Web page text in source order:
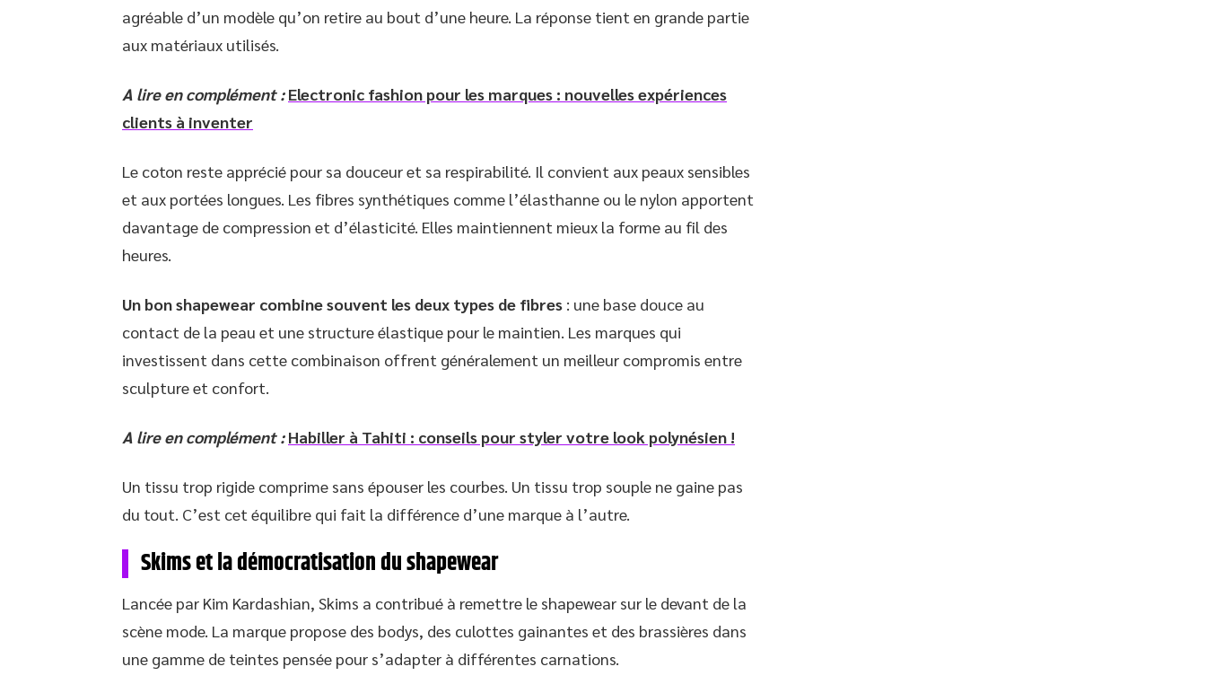
agréable d’un modèle qu’on retire au bout d’une heure. La réponse tient en grande partie
aux matériaux utilisés.
A lire en complément : Electronic fashion pour les marques : nouvelles expériences
clients à inventer
Le coton reste apprécié pour sa douceur et sa respirabilité. Il convient aux peaux sensibles
et aux portées longues. Les fibres synthétiques comme l’élasthanne ou le nylon apportent
davantage de compression et d’élasticité. Elles maintiennent mieux la forme au fil des
heures.
Un bon shapewear combine souvent les deux types de fibres : une base douce au
contact de la peau et une structure élastique pour le maintien. Les marques qui
investissent dans cette combinaison offrent généralement un meilleur compromis entre
sculpture et confort.
A lire en complément : Habiller à Tahiti : conseils pour styler votre look polynésien !
Un tissu trop rigide comprime sans épouser les courbes. Un tissu trop souple ne gaine pas
du tout. C’est cet équilibre qui fait la différence d’une marque à l’autre.
Skims et la démocratisation du shapewear
Lancée par Kim Kardashian, Skims a contribué à remettre le shapewear sur le devant de la
scène mode. La marque propose des bodys, des culottes gainantes et des brassières dans
une gamme de teintes pensée pour s’adapter à différentes carnations.